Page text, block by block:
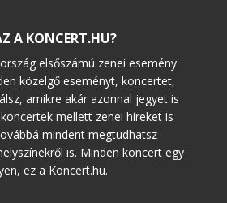
A KONCERT.HU?
elsőszámú zenei esemény
közelgő eseményt, koncertet,
amikre akár azonnal jegyet is
mellett zenei híreket is
mindent megtudhatsz
is. Minden koncert egy
ez a Koncert.hu.